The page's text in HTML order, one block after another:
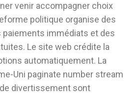
venir accompagner choix
politique organise des
paiements immédiats et des
Le site web crédite la
automatiquement. La
Uni paginate number stream
divertissement sont